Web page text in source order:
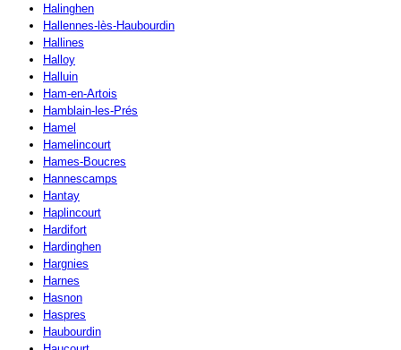
Halinghen
Hallennes-lès-Haubourdin
Hallines
Halloy
Halluin
Ham-en-Artois
Hamblain-les-Prés
Hamel
Hamelincourt
Hames-Boucres
Hannescamps
Hantay
Haplincourt
Hardifort
Hardinghen
Hargnies
Harnes
Hasnon
Haspres
Haubourdin